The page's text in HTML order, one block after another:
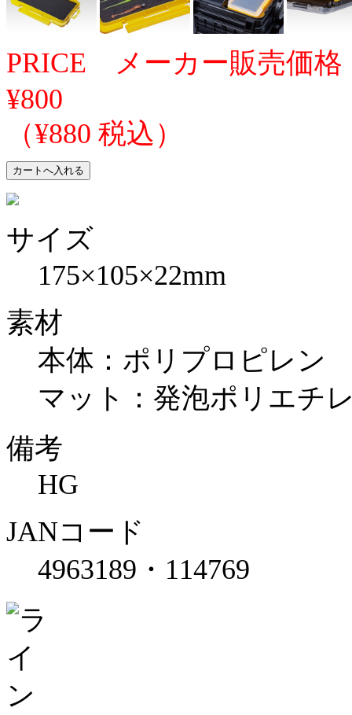
PRICE メーカー販売価格
¥800
（¥880 税込）
サイズ
175×105×22mm
素材
本体：ポリプロピレン
マット：発泡ポリエチ
備考
HG
JANコード
4963189・114769